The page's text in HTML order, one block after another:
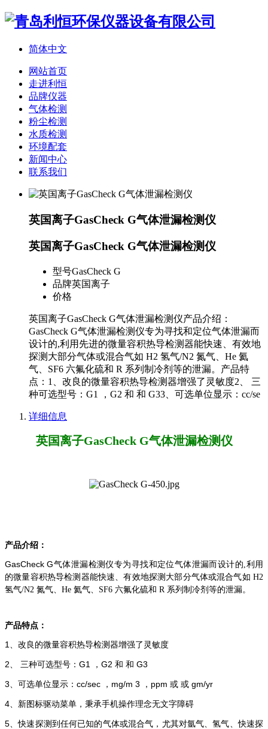
简体中文
网站首页
走进利恒
品牌仪器
气体检测
粉尘检测
水质检测
环境配套
新闻中心
联系我们
英国离子GasCheck G气体泄漏检测仪
英国离子GasCheck G气体泄漏检测仪
型号GasCheck G
品牌英国离子
价格
英国离子GasCheck G气体泄漏检测仪产品介绍：
GasCheck G气体泄漏检测仪专为寻找和定位气体泄漏而
设计的,利用先进的微量容积热导检测器能快速、有效地
探测大部分气体或混合气如 H2 氢气/N2 氮气、He 氦
气、SF6 六氟化硫和 R 系列制冷剂等的泄漏。产品特
点：1、改良的微量容积热导检测器增强了灵敏度2、 三
种可选型号：G1 ，G2 和 和 G33、可选单位显示：cc/se
详细信息
英国离子GasCheck G气体泄漏检测仪
产品介绍：
GasCheck G气体泄漏检测仪专为寻找和定位气体泄漏而设计的,利用
的微量容积热导检测器能快速、有效地探测大部分气体或混合气如 H2
氢气/N2 氮气、He 氦气、SF6 六氟化硫和 R 系列制冷剂等的泄漏。
产品特点：
1、 改良的微量容积热导检测器增强了灵敏度
2、 三种可选型号： G1 ，G2 和 和 G3
3、 可选单位显示： cc/sec ，mg/m 3 ，ppm 或 或 gm/yr
4、 新图标驱动菜单，秉承手机操作理念无文字障碍
5、快速探测到任何已知的气体或混合气，尤其对氩气、氢气、快速探